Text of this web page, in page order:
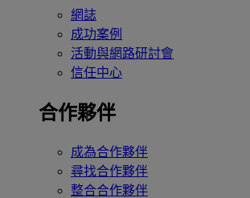
網誌
成功案例
活動與網路研討會
信任中心
合作夥伴
成為合作夥伴
尋找合作夥伴
整合合作夥伴